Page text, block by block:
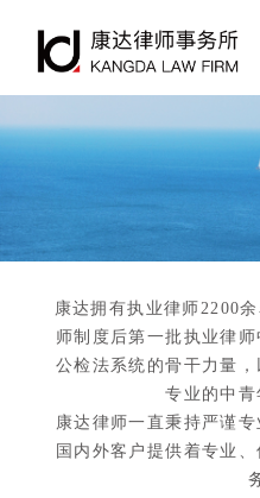
康达拥有执业律师2200
师制度后第一批执业律
公检法系统的骨干力量
专业的中青
康达律师一直秉持严谨
国内外客户提供着专业